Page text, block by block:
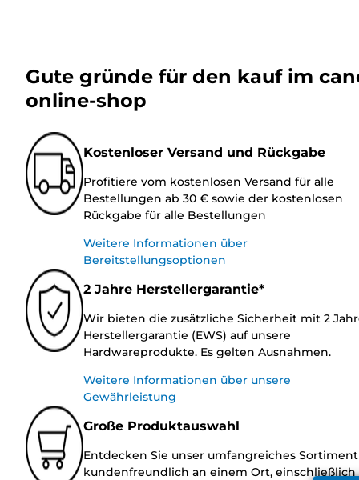
Gute gründe für den kauf im
online-shop
Kostenloser Versand und Rückgabe
Profitiere vom kostenlosen Versand für alle
Bestellungen ab 30 € sowie der kostenlosen
Rückgabe für alle Bestellungen
Weitere Informationen über
Bereitstellungsoptionen
2 Jahre Herstellergarantie*
Wir bieten die zusätzliche Sicherheit mit 2
Herstellergarantie (EWS) auf unsere
Hardwareprodukte. Es gelten Ausnahmen.
Weitere Informationen über unsere
Gewährleistung
Große Produktauswahl
Entdecken Sie unser umfangreiches Sortiment
kundenfreundlich an einem Ort, einschließlich